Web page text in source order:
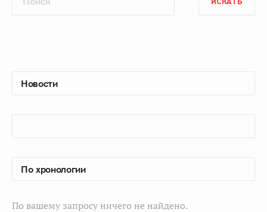
По вашему запросу ничего не найдено.